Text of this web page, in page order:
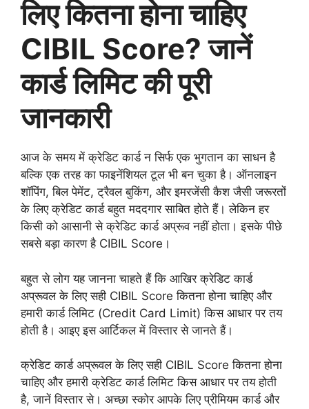
लिए कितना होना चाहिए
CIBIL Score? जानें
कार्ड लिमिट की पूरी
जानकारी
आज के समय में क्रेडिट कार्ड न सिर्फ एक भुगतान का साधन है
बल्कि एक तरह का फाइनेंशियल टूल भी बन चुका है। ऑनलाइन
शॉपिंग, बिल पेमेंट, ट्रैवल बुकिंग, और इमरजेंसी कैश जैसी जरूरतों
के लिए क्रेडिट कार्ड बहुत मददगार साबित होते हैं। लेकिन हर
किसी को आसानी से क्रेडिट कार्ड अप्रूव नहीं होता। इसके पीछे
सबसे बड़ा कारण है CIBIL Score।
बहुत से लोग यह जानना चाहते हैं कि आखिर क्रेडिट कार्ड
अप्रूवल के लिए सही CIBIL Score कितना होना चाहिए और
हमारी कार्ड लिमिट (Credit Card Limit) किस आधार पर तय
होती है। आइए इस आर्टिकल में विस्तार से जानते हैं।
क्रेडिट कार्ड अप्रूवल के लिए सही CIBIL Score कितना होना
चाहिए और हमारी क्रेडिट कार्ड लिमिट किस आधार पर तय होती
है, जानें विस्तार से। अच्छा स्कोर आपके लिए प्रीमियम कार्ड और